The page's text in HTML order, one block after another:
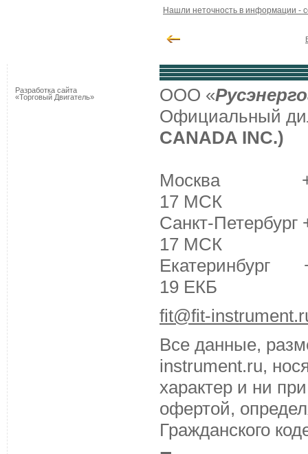
Нашли неточность в информации -
Разработка сайта
«Торговый Двигатель»
ООО «
Официальный
CANADA INC.)
Москва +7
17 МСК
Санкт-
17 МСК
Екатеринбург
19 ЕКБ
fit@fit-
Все данные,
instrument.ru,
характер и ни
офертой,
Гражданского